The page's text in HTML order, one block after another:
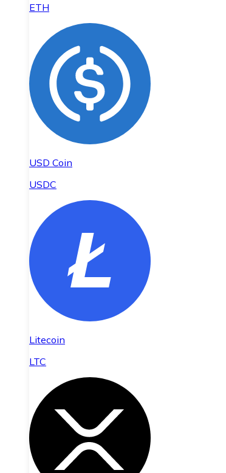
ETH
USD Coin
USDC
Litecoin
LTC